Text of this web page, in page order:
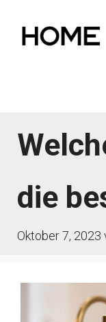
Inhalt
die
Oktober 7, 2023